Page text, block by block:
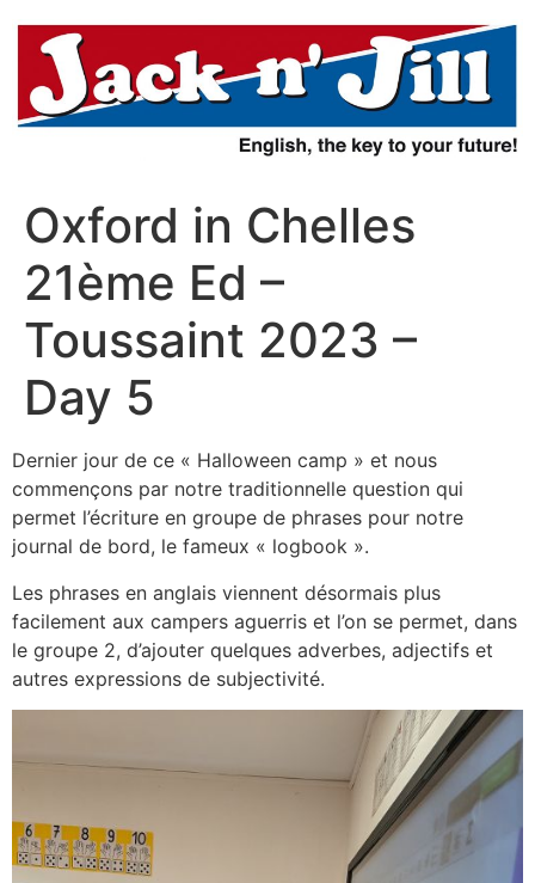
contenu
Oxford in Chelles
21ème Ed –
Toussaint 2023 –
Day 5
Dernier jour de ce « Halloween camp » et nous
commençons par notre traditionnelle question qui
permet l’écriture en groupe de phrases pour notre
journal de bord, le fameux « logbook ».
Les phrases en anglais viennent désormais plus
facilement aux campers aguerris et l’on se permet, dans
le groupe 2, d’ajouter quelques adverbes, adjectifs et
autres expressions de subjectivité.